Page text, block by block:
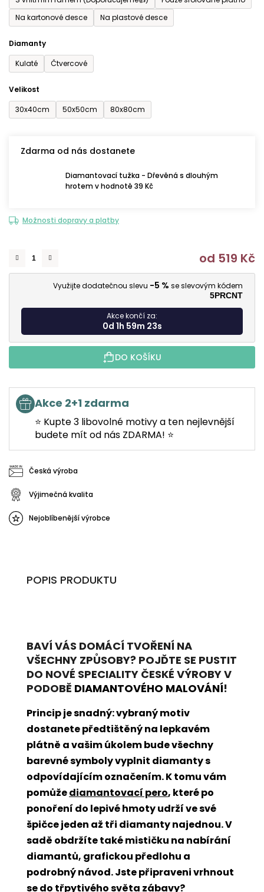
Na kartonové desce
Na plastové desce
Diamanty
Kulaté
Čtvercové
Velikost
30x40cm
50x50cm 80x80cm
Zdarma od nás dostanete
Diamantovací tužka - Dřevěná s dlouhým
hrotem v hodnotě 39 Kč
Možnosti dopravy a platby
od 519 Kč
Využijte dodatečnou slevu -5 % se slevovým kódem
5PRCNT
Akce končí za:
0d 1h 59m 21s
DO KOŠÍKU
Akce 2+1 zdarma
⭐ Kupte 3 libovolné motivy a ten nejlevnější
budete mít od nás ZDARMA! ⭐
Česká výroba
Výjimečná kvalita
Nejoblíbenější výrobce
POPIS PRODUKTU
BAVÍ VÁS DOMÁCÍ TVOŘENÍ NA
VŠECHNY ZPŮSOBY? POJĎTE SE PUSTIT
DO NOVÉ SPECIALITY ČESKÉ VÝROBY V
PODOBĚ DIAMANTOVÉHO MALOVÁNÍ!
Princip je snadný: vybraný motiv
dostanete předtištěný na lepkavém
plátně a vašim úkolem bude všechny
barevné symboly vyplnit diamanty s
odpovídajícím označením. K tomu vám
pomůžediamantovací pero, které po
ponoření do lepivé hmoty udrží ve své
špičce jeden až tři diamanty najednou. V
sadě obdržíte také mističku na nabírání
diamantů, grafickou předlohu a
podrobný návod. Jste připraveni vrhnout
se do třpytivého světa zábavy?